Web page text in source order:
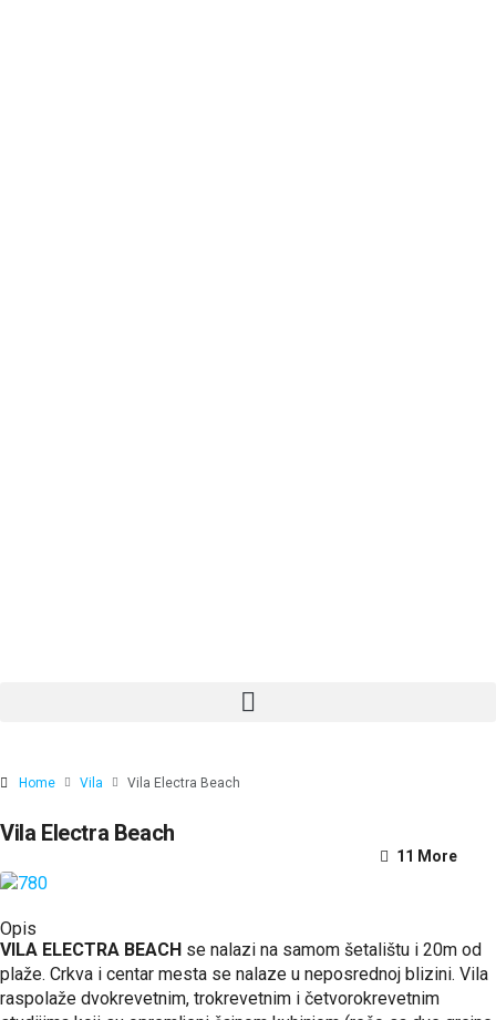
Home Vila Vila Electra Beach
Vila Electra Beach
7 More
11 More
Opis
VILA ELECTRA BEACH se nalazi na samom šetalištu i 20m od
plaže. Crkva i centar mesta se nalaze u neposrednoj blizini. Vila
raspolaže dvokrevetnim, trokrevetnim i četvorokrevetnim